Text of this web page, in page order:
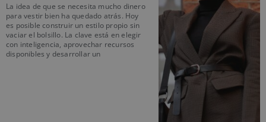
La idea de que se necesita mucho dinero
para vestir bien ha quedado atrás. Hoy
es posible construir un estilo propio sin
vaciar el bolsillo. La clave está en elegir
con inteligencia, aprovechar recursos
disponibles y desarrollar un